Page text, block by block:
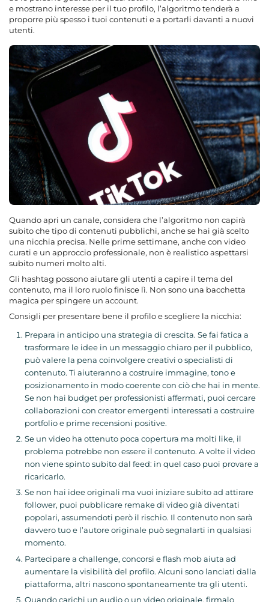
e mostrano interesse per il tuo profilo, l’algoritmo tenderà a
proporre più spesso i tuoi contenuti e a portarli davanti a nuovi
utenti.
Quando apri un canale, considera che l’algoritmo non capirà
subito che tipo di contenuti pubblichi, anche se hai già scelto
una nicchia precisa. Nelle prime settimane, anche con video
curati e un approccio professionale, non è realistico aspettarsi
subito numeri molto alti.
Gli hashtag possono aiutare gli utenti a capire il tema del
contenuto, ma il loro ruolo finisce lì. Non sono una bacchetta
magica per spingere un account.
Consigli per presentare bene il profilo e scegliere la nicchia:
Prepara in anticipo una strategia di crescita. Se fai fatica a
trasformare le idee in un messaggio chiaro per il pubblico,
può valere la pena coinvolgere creativi o specialisti di
contenuto. Ti aiuteranno a costruire immagine, tono e
posizionamento in modo coerente con ciò che hai in mente.
Se non hai budget per professionisti affermati, puoi cercare
collaborazioni con creator emergenti interessati a costruire
portfolio e prime recensioni positive.
Se un video ha ottenuto poca copertura ma molti like, il
problema potrebbe non essere il contenuto. A volte il video
non viene spinto subito dal feed: in quel caso puoi provare a
ricaricarlo.
Se non hai idee originali ma vuoi iniziare subito ad attirare
follower, puoi pubblicare remake di video già diventati
popolari, assumendoti però il rischio. Il contenuto non sarà
davvero tuo e l’autore originale può segnalarti in qualsiasi
momento.
Partecipare a challenge, concorsi e flash mob aiuta ad
aumentare la visibilità del profilo. Alcuni sono lanciati dalla
piattaforma, altri nascono spontaneamente tra gli utenti.
Quando carichi un audio o un video originale, firmalo